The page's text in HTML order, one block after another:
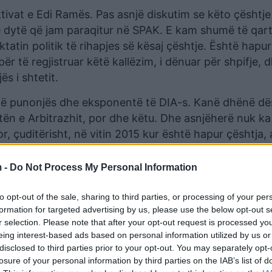
- Do Not Process My Personal Information
opt-out of the sale, sharing to third parties, or processing of your
for targeted advertising by us, please use the below opt-out
selection. Please note that after your opt-out request is processed
interest-based ads based on personal information utilized by us
to third parties prior to your opt-out. You may separately
of your personal information by third parties on the IAB’s list of
e Edi Ramës. Pas asnjë diskutim se këto
që jam paraqitur në SPAK. E kam shumë të
politik të rihapjes së kësaj çështje. Është
të regjistruar këtë kallëzim, i dënuar për shpifje,
i shtetit.
punonjës dhe eksponentë të DIA-s. Kanë dhënë
e Arbitrazhit, por dhe këtu. Dhe asnjëherë nuk ka
çuditërisht, në vitin 2015 kur është hapur çështja,
dhe të gjitha shpifjet vijnë vetëm për një qëllim,
kishte bërë në detyrë. Dhe Damian Gjikuri bashkë
me Prokurorinë, ia mbyllin çështjen për ta
ishte administratore e njërës prej kompanive që
dhe mashtrime dhe asaj vitin tjetër i mbyllet
për shpifje dhe shantazhe”, tha Meta.